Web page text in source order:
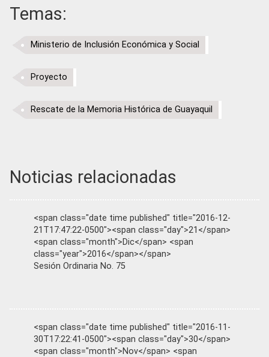
Temas:
Ministerio de Inclusión Económica y Social
Proyecto
Rescate de la Memoria Histórica de Guayaquil
Noticias relacionadas
<span class="date time published" title="2016-12-
21T17:47:22-0500"><span class="day">21</span>
<span class="month">Dic</span> <span
class="year">2016</span></span>
Sesión Ordinaria No. 75
<span class="date time published" title="2016-11-
30T17:22:41-0500"><span class="day">30</span>
<span class="month">Nov</span> <span